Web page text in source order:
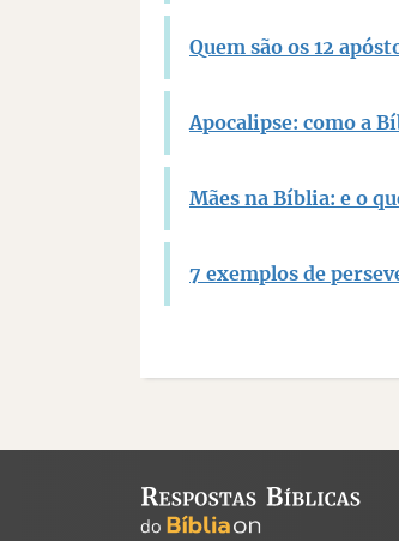
Quem são os 12
Apocalipse: como a
Mães na Bíblia: e o
7 exemplos de